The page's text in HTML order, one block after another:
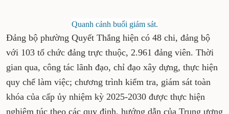
Quanh cảnh buổi giám sát.
Đảng bộ phường Quyết Thắng hiện có 48 chi, đảng bộ
với 103 tổ chức đảng trực thuộc, 2.961 đảng viên. Thời
gian qua, công tác lãnh đạo, chỉ đạo xây dựng, thực hiện
quy chế làm việc; chương trình kiểm tra, giám sát toàn
khóa của cấp ủy nhiệm kỳ 2025-2030 được thực hiện
nghiêm túc theo các quy định, hướng dẫn của Trung ương